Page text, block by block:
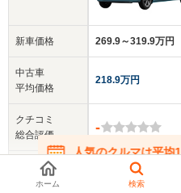
新車価格
中古車
平均価格
クチコミ
総合評価
乗車定員
269.9～319.9万円
218.9万円
-
▼ 全て
人気のクルマは平均
在庫が無くなる前にお
ホーム 検索